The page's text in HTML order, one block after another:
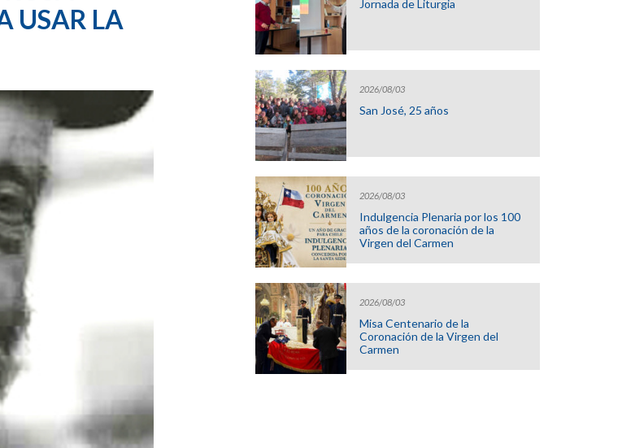
USAR LA
Jornada de Liturgia
2026/08/03
San José, 25 años
2026/08/03
Indulgencia Plenaria por los 100
años de la coronación de la
Virgen del Carmen
2026/08/03
Misa Centenario de la
Coronación de la Virgen del
Carmen